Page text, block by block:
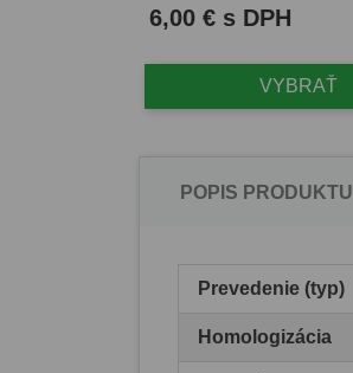
Cena
6,00 € s DPH
VYBRAŤ
POPIS PRODUKTU
Prevedenie (typ)
Homologizácia